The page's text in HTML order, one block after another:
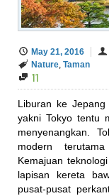
May 21, 2016
Nature, Taman
11
Liburan ke
yakni Tokyo tentu
menyenangkan.
modern
Kemajuan
lapisan kereta
pusat-pusat